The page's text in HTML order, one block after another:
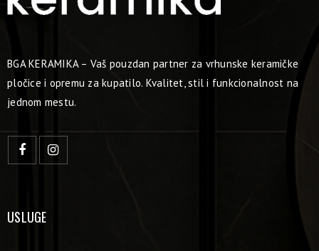
BGA KERAMIKA – Vaš pouzdan partner za vrhunske keramičke
pločice i opremu za kupatilo. Kvalitet, stil i funkcionalnost na
jednom mestu.
USLUGE